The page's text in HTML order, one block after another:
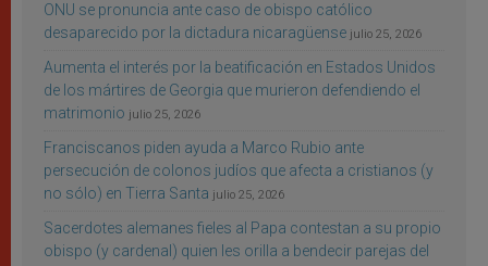
ONU se pronuncia ante caso de obispo católico
desaparecido por la dictadura nicaragüense julio 25, 2026
Aumenta el interés por la beatificación en Estados Unidos
de los mártires de Georgia que murieron defendiendo el
matrimonio julio 25, 2026
Franciscanos piden ayuda a Marco Rubio ante
persecución de colonos judíos que afecta a cristianos (y
no sólo) en Tierra Santa julio 25, 2026
Sacerdotes alemanes fieles al Papa contestan a su propio
obispo (y cardenal) quien les orilla a bendecir parejas del